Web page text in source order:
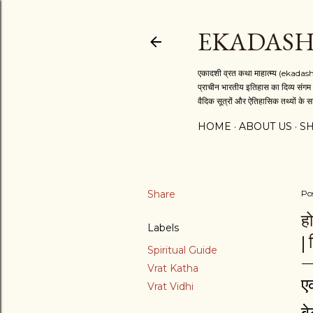
एकादशी व्रत कथा माहात्म्य
प्राचीन भारतीय इतिहास का दिव्य
वैदिक सूत्रों और ऐतिहासिक तथ्यों के
HOME ABOUT US
Share
Labels
Spiritual Guide
Vrat Katha
​Vrat Vidhi
|